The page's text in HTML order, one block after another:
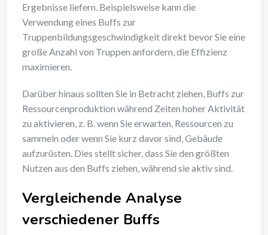
Ergebnisse liefern. Beispielsweise kann die
Verwendung eines Buffs zur
Truppenbildungsgeschwindigkeit direkt bevor Sie eine
große Anzahl von Truppen anfordern, die Effizienz
maximieren.
Darüber hinaus sollten Sie in Betracht ziehen, Buffs zur
Ressourcenproduktion während Zeiten hoher Aktivität
zu aktivieren, z. B. wenn Sie erwarten, Ressourcen zu
sammeln oder wenn Sie kurz davor sind, Gebäude
aufzurüsten. Dies stellt sicher, dass Sie den größten
Nutzen aus den Buffs ziehen, während sie aktiv sind.
Vergleichende Analyse
verschiedener Buffs